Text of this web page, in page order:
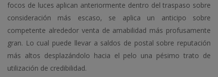
focos de luces aplican anteriormente dentro del traspaso sobre
consideración más escaso, se aplica un anticipo sobre
competente alrededor venta de amabilidad más profusamente
gran. Lo cual puede llevar a saldos de postal sobre reputación
más altos desplazándolo hacia el pelo una pésimo trato de
utilización de credibilidad.